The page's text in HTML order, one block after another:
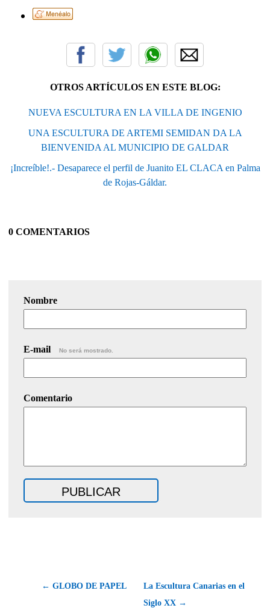
OTROS ARTÍCULOS EN ESTE BLOG:
NUEVA ESCULTURA EN LA VILLA DE INGENIO
UNA ESCULTURA DE ARTEMI SEMIDAN DA LA
BIENVENIDA AL MUNICIPIO DE GALDAR
¡Increíble!.- Desaparece el perfil de Juanito EL CLACA en Palma
de Rojas-Gáldar.
0 COMENTARIOS
Nombre
E-mail No será mostrado.
Comentario
← GLOBO DE PAPEL
La Escultura Canarias en el
Siglo XX →